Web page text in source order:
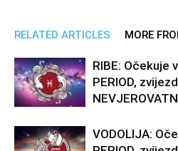
RELATED ARTICLES MORE
RIBE: Očekuje
PERIOD,
VODOLIJA: